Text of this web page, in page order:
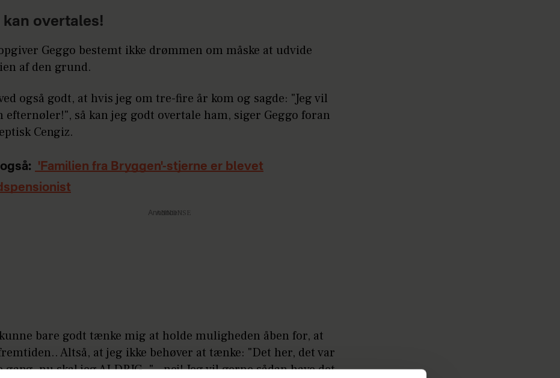
kan overtales!
Geggo bestemt ikke drømmen om måske at udvide
af den grund.
også godt, at hvis jeg om tre-fire år kom og sagde: "Jeg vil
efternøler!", så kan jeg godt overtale ham, siger Geggo foran
Cengiz.
'Familien fra Bryggen'-stjerne er blevet
Annonce
bare godt tænke mig at holde muligheden åben for, at
Altså, at jeg ikke behøver at tænke: "Det her, det var
gang, nu skal jeg ALDRIG.." - nej! Jeg vil gerne sådan have det